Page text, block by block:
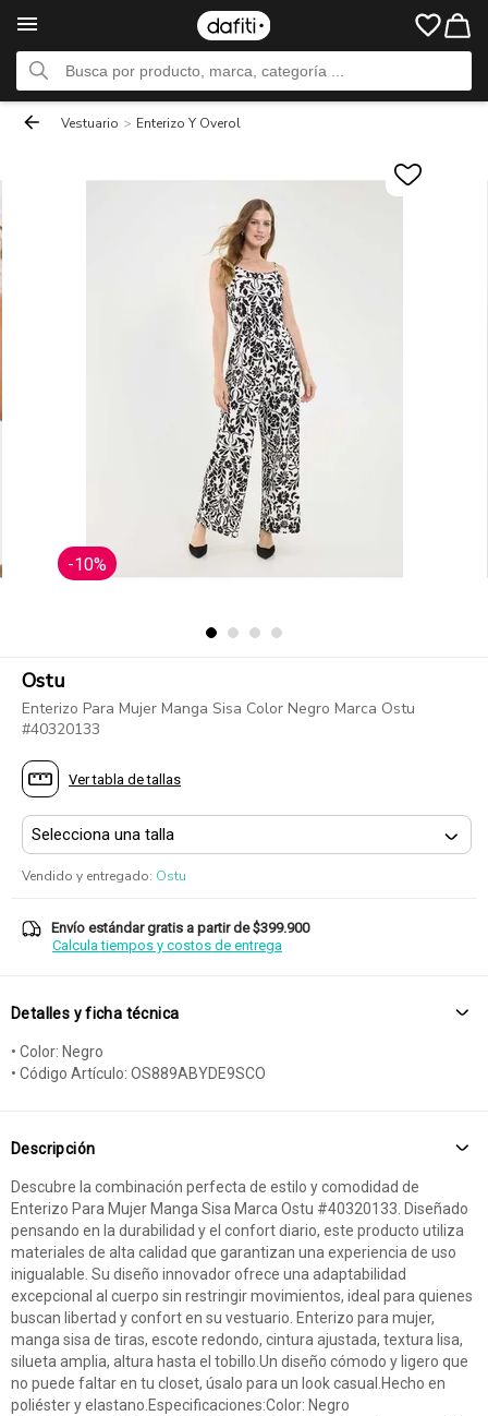
Vestuario > Enterizo Y Overol
-10%
Ostu
Enterizo Para Mujer Manga Sisa Color Negro Marca Ostu
#40320133
Ver tabla de tallas
Vendido y entregado: Ostu
Envío estándar gratis a partir de $399.900
Calcula tiempos y costos de entrega
Detalles y ficha técnica
• Color: Negro
• Código Artículo: OS889ABYDE9SCO
Descripción
Descubre la combinación perfecta de estilo y comodidad de
Enterizo Para Mujer Manga Sisa Marca Ostu #40320133. Diseñado
pensando en la durabilidad y el confort diario, este producto utiliza
materiales de alta calidad que garantizan una experiencia de uso
inigualable. Su diseño innovador ofrece una adaptabilidad
excepcional al cuerpo sin restringir movimientos, ideal para quienes
buscan libertad y confort en su vestuario. Enterizo para mujer,
manga sisa de tiras, escote redondo, cintura ajustada, textura lisa,
silueta amplia, altura hasta el tobillo.Un diseño cómodo y ligero que
no puede faltar en tu closet, úsalo para un look casual.Hecho en
poliéster y elastano.Especificaciones:Color: Negro